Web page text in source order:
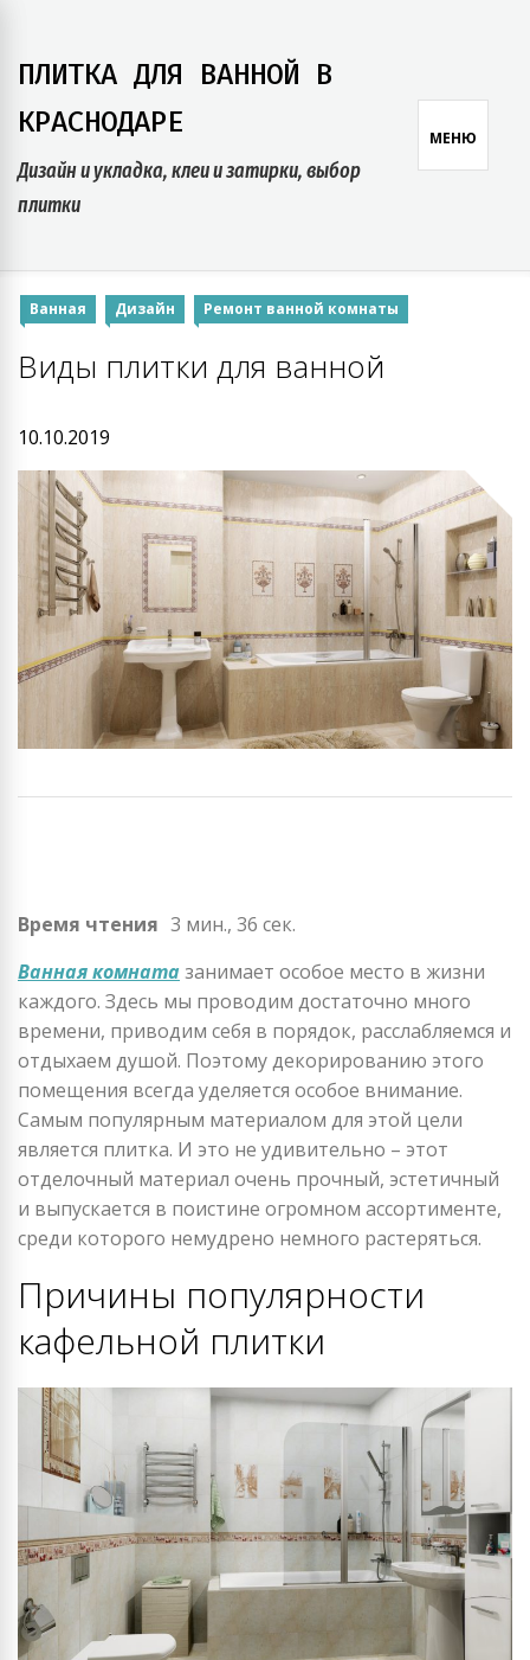
content
ПЛИТКА ДЛЯ ВАННОЙ В
КРАСНОДАРЕ
Дизайн и укладка, клеи и затирки, выбор
плитки
МЕНЮ
Ванная Дизайн Ремонт ванной комнаты
Виды плитки для ванной
10.10.2019
Время чтения 3 мин., 36 сек.
Ванная комнатазанимает особое место в жизни
каждого. Здесь мы проводим достаточно много
времени, приводим себя в порядок, расслабляемся и
отдыхаем душой. Поэтому декорированию этого
помещения всегда уделяется особое внимание.
Самым популярным материалом для этой цели
является плитка. И это не удивительно – этот
отделочный материал очень прочный, эстетичный
и выпускается в поистине огромном ассортименте,
среди которого немудрено немного растеряться.
Причины популярности
кафельной плитки